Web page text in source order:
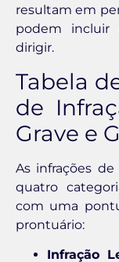
resultam em
podem incluir
dirigir.
Tabela
de
Grave e
As infrações
quatro
com uma
prontuário:
Infração